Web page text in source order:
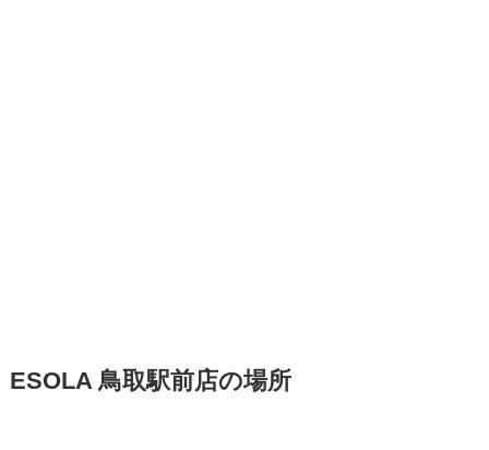
ESOLA 鳥取駅前店の場所